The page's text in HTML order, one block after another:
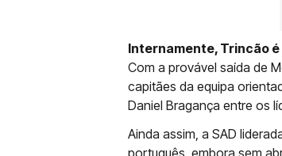
Internamente, Trincão
Com a provável saída de
capitães da equipa
Daniel Bragança entre os
Ainda assim, a SAD
português, embora sem